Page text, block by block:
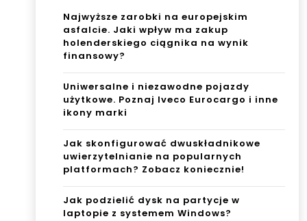
do
mu
nyc
h
for
h?
Zob
acz
koni
Najwyższe zarobki na europejskim
asfalcie. Jaki wpływ ma zakup
holenderskiego ciągnika na wynik
finansowy?
Uniwersalne i niezawodne pojazdy
użytkowe. Poznaj Iveco Eurocargo i inne
ikony marki
Jak skonfigurować dwuskładnikowe
uwierzytelnianie na popularnych
platformach? Zobacz koniecznie!
Jak podzielić dysk na partycje w
laptopie z systemem Windows?